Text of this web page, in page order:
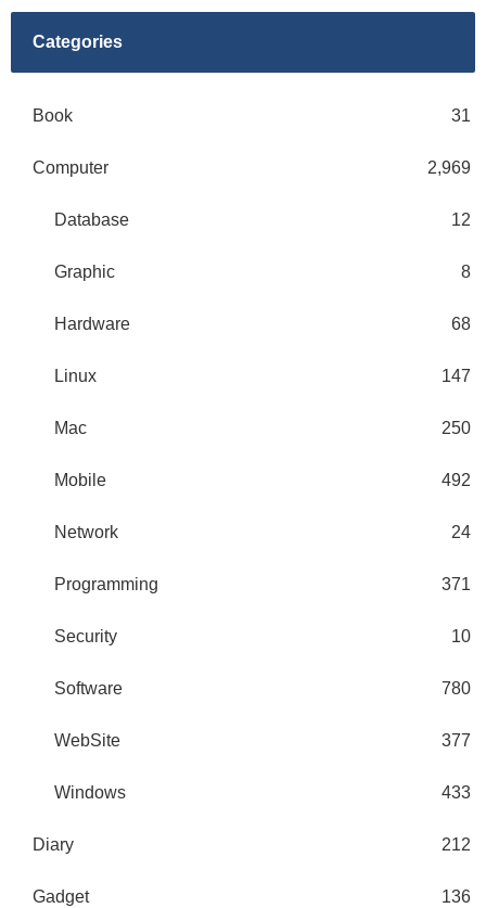
Categories
Book 31
Computer 2,969
Database 12
Graphic 8
Hardware 68
Linux 147
Mac 250
Mobile 492
Network 24
Programming 371
Security 10
Software 780
WebSite 377
Windows 433
Diary 212
Gadget 136